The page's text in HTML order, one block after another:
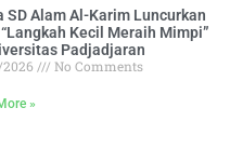
SD Alam Al-Karim Luncurkan
Kecil Meraih Mimpi”
Padjadjaran
No Comments
»